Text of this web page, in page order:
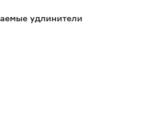
удлинители